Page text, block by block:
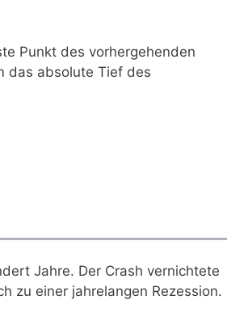
Punkt des vorhergehenden
das absolute Tief des
Jahre. Der Crash vernichtete
zu einer jahrelangen Rezession.